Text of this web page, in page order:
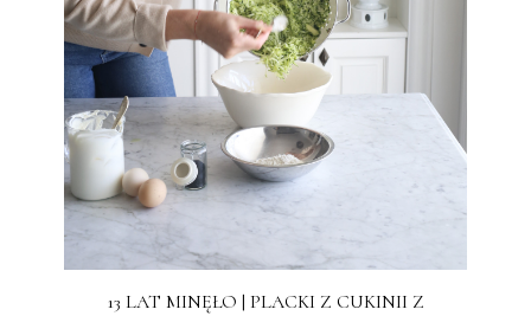
13 LAT MINĘŁO | PLACKI Z CUKINII Z